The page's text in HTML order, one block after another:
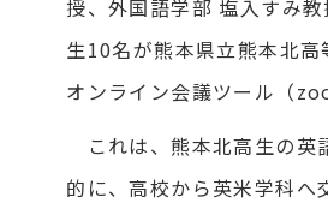
授、外国語学部 塩入すみ
生10名が熊本県立熊本北
オンライン会議ツール（
これは、熊本北高生の英
的に、高校から英米学科